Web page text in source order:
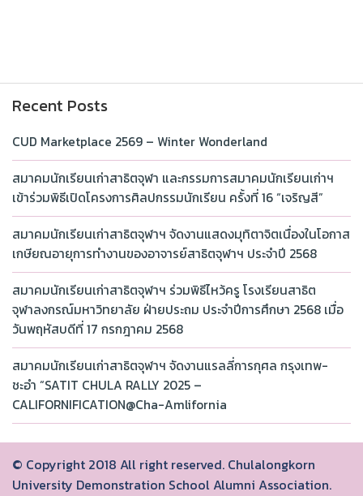
Recent Posts
CUD Marketplace 2569 – Winter Wonderland
สมาคมนักเรียนเก่าสาธิตจุฬา และกรรมการสมาคมนักเรียนเก่าฯ
เข้าร่วมพิธีเปิดโครงการศิลปกรรมนักเรียน ครั้งที่ 16 “เจริญสี”
สมาคมนักเรียนเก่าสาธิตจุฬาฯ จัดงานแสดงมุทิตาจิตเนื่องในโอกาส
เกษียณอายุการทำงานของอาจารย์สาธิตจุฬาฯ ประจำปี 2568
สมาคมนักเรียนเก่าสาธิตจุฬาฯ ร่วมพิธีไหว้ครู โรงเรียนสาธิต
จุฬาลงกรณ์มหาวิทยาลัย ฝ่ายประถม ประจำปีการศึกษา 2568 เมื่อ
วันพฤหัสบดีที่ 17 กรกฎาคม 2568
สมาคมนักเรียนเก่าสาธิตจุฬาฯ จัดงานแรลลี่การกุศล กรุงเทพ-
ชะอำ “SATIT CHULA RALLY 2025 –
CALIFORNIFICATION@Cha-Amlifornia
© Copyright 2018 All right reserved. Chulalongkorn
University Demonstration School Alumni Association.